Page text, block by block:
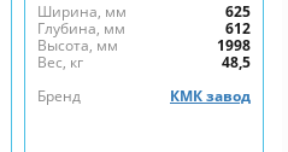
Ширина, мм
625
Глубина, мм
612
Высота, мм
1998
Вес, кг
48,5
Бренд
КМК завод